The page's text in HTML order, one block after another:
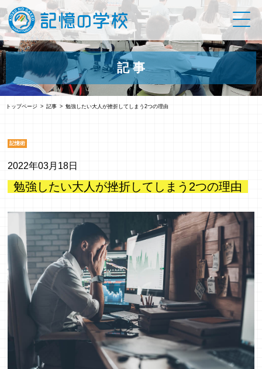
記 事
トップページ 記事 勉強したい大人が挫折してしまう2つの理由
記憶術
2022年03月18日
勉強したい大人が挫折してしまう2つの理由